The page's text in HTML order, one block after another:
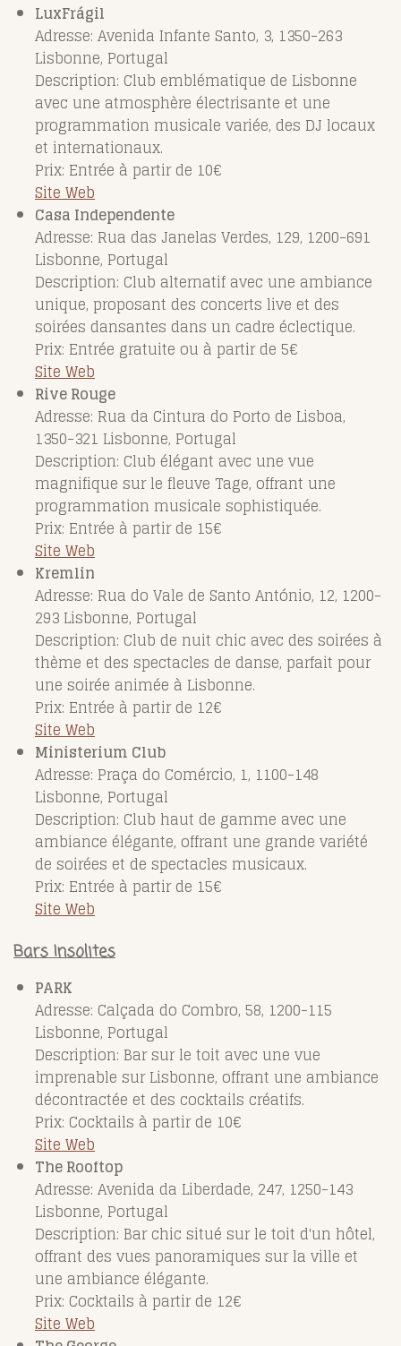
LuxFrágil
Adresse: Avenida Infante Santo, 3, 1350-263
Lisbonne, Portugal
Description: Club emblématique de Lisbonne
avec une atmosphère électrisante et une
programmation musicale variée, des DJ locaux
et internationaux.
Prix: Entrée à partir de 10€
Site Web
Casa Independente
Adresse: Rua das Janelas Verdes, 129, 1200-691
Lisbonne, Portugal
Description: Club alternatif avec une ambiance
unique, proposant des concerts live et des
soirées dansantes dans un cadre éclectique.
Prix: Entrée gratuite ou à partir de 5€
Site Web
Rive Rouge
Adresse: Rua da Cintura do Porto de Lisboa,
1350-321 Lisbonne, Portugal
Description: Club élégant avec une vue
magnifique sur le fleuve Tage, offrant une
programmation musicale sophistiquée.
Prix: Entrée à partir de 15€
Site Web
Kremlin
Adresse: Rua do Vale de Santo António, 12, 1200-
293 Lisbonne, Portugal
Description: Club de nuit chic avec des soirées à
thème et des spectacles de danse, parfait pour
une soirée animée à Lisbonne.
Prix: Entrée à partir de 12€
Site Web
Ministerium Club
Adresse: Praça do Comércio, 1, 1100-148
Lisbonne, Portugal
Description: Club haut de gamme avec une
ambiance élégante, offrant une grande variété
de soirées et de spectacles musicaux.
Prix: Entrée à partir de 15€
Site Web
Bars Insolites
PARK
Adresse: Calçada do Combro, 58, 1200-115
Lisbonne, Portugal
Description: Bar sur le toit avec une vue
imprenable sur Lisbonne, offrant une ambiance
décontractée et des cocktails créatifs.
Prix: Cocktails à partir de 10€
Site Web
The Rooftop
Adresse: Avenida da Liberdade, 247, 1250-143
Lisbonne, Portugal
Description: Bar chic situé sur le toit d'un hôtel,
offrant des vues panoramiques sur la ville et
une ambiance élégante.
Prix: Cocktails à partir de 12€
Site Web